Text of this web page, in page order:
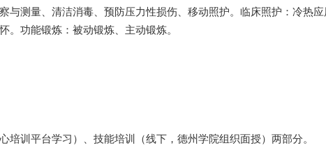
与测量、清洁消毒、预防压力性损伤、移动照护。临床照护：冷热应
。功能锻炼：被动锻炼、主动锻炼。
训平台学习）、技能培训（线下，德州学院组织面授）两部分。